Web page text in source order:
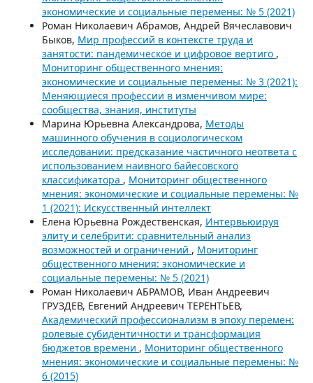
экономические и социальные перемены: № 5 (2021)
Роман Николаевич Абрамов, Андрей Вячеславович
Быков, Мир профессий в контексте труда и
занятости: пандемическое и цифровое вертиго ,
Мониторинг общественного мнения:
экономические и социальные перемены: № 3 (2021):
Меняющиеся профессии в изменчивом мире:
сообщества, знания, институты
Марина Юрьевна Александрова, Методы
машинного обучения в социологическом
исследовании: предсказание частичного неответа с
использованием наивного байесовского
классификатора , Мониторинг общественного
мнения: экономические и социальные перемены: №
1 (2021): Искусственный интеллект
Елена Юрьевна Рождественская, Интервьюируя
элиту и селебрити: сравнительный анализ
возможностей и ограничений , Мониторинг
общественного мнения: экономические и
социальные перемены: № 5 (2021)
Роман Николаевич АБРАМОВ, Иван Андреевич
ГРУЗДЕВ, Евгений Андреевич ТЕРЕНТЬЕВ,
Академический профессионализм в эпоху перемен:
ролевые субидентичности и трансформация
бюджетов времени , Мониторинг общественного
мнения: экономические и социальные перемены: №
6 (2015)